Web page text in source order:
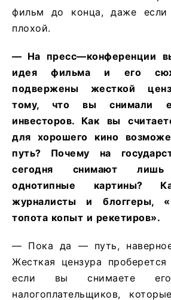
фильм до конца, даже если
плохой.
— На пресс—конференции
идея
фильма и его
подвержены
жесткой
тому, что вы снимали
инвесторов. Как вы
для хорошего кино
путь? Почему на
сегодня
снимают лишь
однотипные
картины?
журналисты
и блоггеры,
топота копыт и рекетиров».
— Пока да — путь,
Жесткая цензура
если вы снимаете
налогоплательщиков,